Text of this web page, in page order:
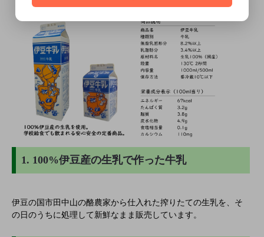
1. 100%伊豆産の生乳で作った牛乳
伊豆の国市田中山の酪農家から仕入れた搾りたての生乳を、そ
の日のうちに処理して新鮮なまま販売しています。